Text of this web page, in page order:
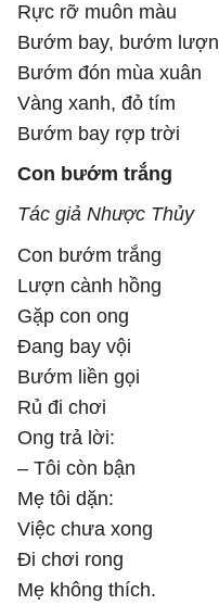
Rực rỡ muôn màu
Bướm bay, bướm lượn
Bướm đón mùa xuân
Vàng xanh, đỏ tím
Bướm bay rợp trời
Con bướm trắng
Tác giả Nhược Thủy
Con bướm trắng
Lượn cành hồng
Gặp con ong
Đang bay vội
Bướm liền gọi
Rủ đi chơi
Ong trả lời:
– Tôi còn bận
Mẹ tôi dặn:
Việc chưa xong
Đi chơi rong
Mẹ không thích.